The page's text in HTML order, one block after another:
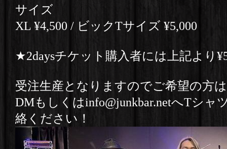
サイズ
XL ¥4,500 / ビックTサイズ ¥5,000
★2daysチケット購入者には上記より
受注生産となりますのでご希望の方
DMもしくはinfo@junkbar.netへTシャ
絡ください！